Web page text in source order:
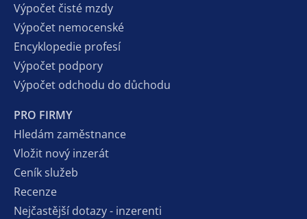
Výpočet čisté mzdy
Výpočet nemocenské
Encyklopedie profesí
Výpočet podpory
Výpočet odchodu do důchodu
PRO FIRMY
Hledám zaměstnance
Vložit nový inzerát
Ceník služeb
Recenze
Nejčastější dotazy - inzerenti